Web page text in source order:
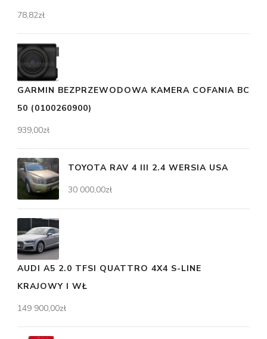
78,82zł
GARMIN BEZPRZEWODOWA KAMERA COFANIA BC
50 (0100260900)
939,00zł
TOYOTA RAV 4 III 2.4 WERSIA USA
30 000,00zł
AUDI A5 2.0 TFSI QUATTRO 4X4 S-LINE
KRAJOWY I WŁ
149 900,00zł